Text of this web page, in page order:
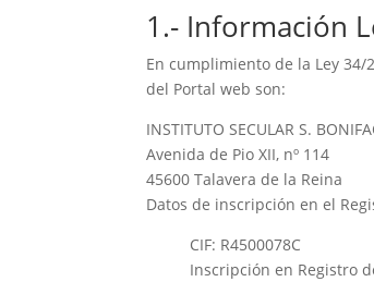
1.- Información
En cumplimiento de la Ley
del Portal web son:
INSTITUTO SECULAR S.
Avenida de Pio XII, nº 114
45600 Talavera de la Reina
Datos de inscripción en el
CIF: R4500078C
Inscripción en Registro